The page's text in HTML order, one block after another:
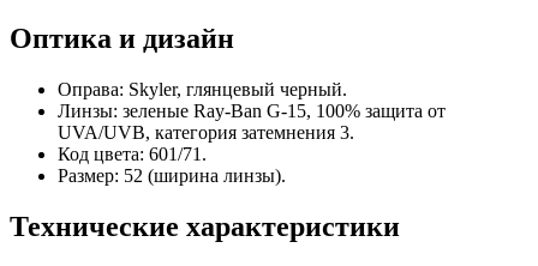
Оптика и дизайн
Оправа: Skyler, глянцевый черный.
Линзы: зеленые Ray‑Ban G‑15, 100% защита от
UVA/UVB, категория затемнения 3.
Код цвета: 601/71.
Размер: 52 (ширина линзы).
Технические характеристики